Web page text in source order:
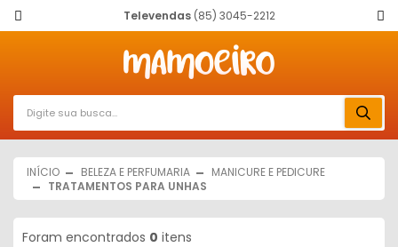
Televendas(85) 3045-2212
INÍCIO BELEZA E PERFUMARIA
MANICURE E PEDICURE
TRATAMENTOS PARA UNHAS
Foram encontrados 0 itens